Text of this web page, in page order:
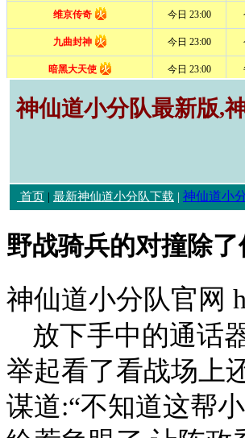
神仙道小分队最新版,
首页 | 最新神仙道小分队下载 | 神仙道小
野战骑兵的对撞除
神仙道小分队官网
放下手中的通话
举起看了看战场上
谋道:“不知道这帮